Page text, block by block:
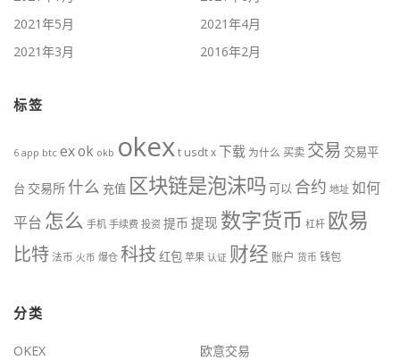
2021年5月
2021年4月
2021年3月
2016年2月
标签
6 app btc exok okb okext usdtx下载 为什么 买卖 交易 交易平
台 交易所 什么 充值 区块链是泡沫吗 可以 合约 地址 如何
平台 怎么 手机 手续费 投资 提币 提现 数字货币 杠杆 欧易
比特法币 火币 爆仓 科技 红包 苹果 认证 财经 账户 货币 钱包
分类
OKEX 欧意交易